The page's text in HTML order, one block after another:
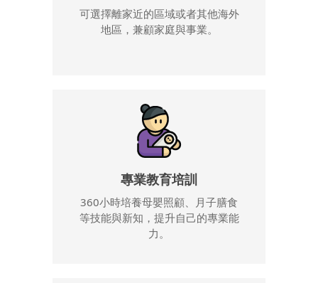
可選擇離家近的區域或者其他海外
地區，兼顧家庭與事業。
專業教育培訓
360小時培養母嬰照顧、月子膳食
等技能與新知，提升自己的專業能
力。